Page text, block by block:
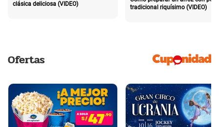
clásica deliciosa (VIDEO)
tradicional riquísimo (VIDEO)
Ofertas